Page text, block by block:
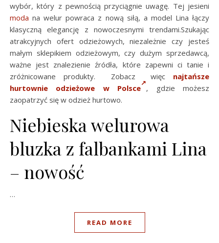
wybór, który z pewnością przyciągnie uwagę. Tej jesieni
moda na welur powraca z nową siłą, a model Lina łączy
klasyczną elegancję z nowoczesnymi trendami.Szukając
atrakcyjnych ofert odzieżowych, niezależnie czy jesteś
małym sklepikiem odzieżowym, czy dużym sprzedawcą,
ważne jest znalezienie źródła, które zapewni ci tanie i
zróżnicowane produkty. Zobacz więc najtańsze
hurtownie odzieżowe w Polsce , gdzie możesz
zaopatrzyć się w odzież hurtowo.
Niebieska welurowa
bluzka z falbankami Lina
– nowość
…
READ MORE